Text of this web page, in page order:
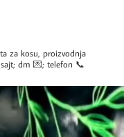
za kosu, proizvodnja
dm 💌; telefon 📞